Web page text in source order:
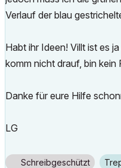
Verlauf der blau
Habt ihr Ideen! Villt ist es
komm nicht drauf, bin kein
Danke für eure Hilfe
LG
Schreibgeschützt